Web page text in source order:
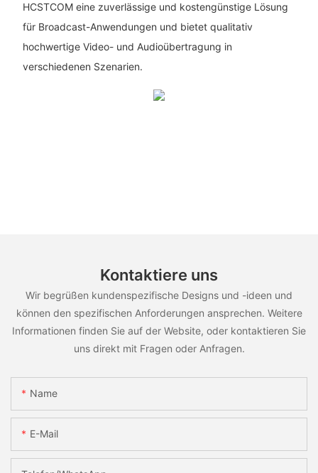
HCSTCOM eine zuverlässige und kostengünstige Lösung
für Broadcast-Anwendungen und bietet qualitativ
hochwertige Video- und Audioübertragung in
verschiedenen Szenarien.
Kontaktiere uns
Wir begrüßen kundenspezifische Designs und -ideen und
können den spezifischen Anforderungen ansprechen. Weitere
Informationen finden Sie auf der Website, oder kontaktieren Sie
uns direkt mit Fragen oder Anfragen.
Name
E-Mail